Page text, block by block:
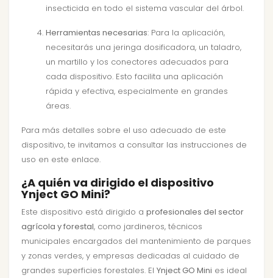
insecticida en todo el sistema vascular del árbol.
Herramientas necesarias: Para la aplicación,
necesitarás una jeringa dosificadora, un taladro,
un martillo y los conectores adecuados para
cada dispositivo. Esto facilita una aplicación
rápida y efectiva, especialmente en grandes
áreas.
Para más detalles sobre el uso adecuado de este
dispositivo, te invitamos a consultar las instrucciones de
uso en este enlace.
¿A quién va dirigido el dispositivo
Ynject GO Mini?
Este dispositivo está dirigido a profesionales del sector
agrícola y forestal, como jardineros, técnicos
municipales encargados del mantenimiento de parques
y zonas verdes, y empresas dedicadas al cuidado de
grandes superficies forestales. El Ynject GO Mini es ideal